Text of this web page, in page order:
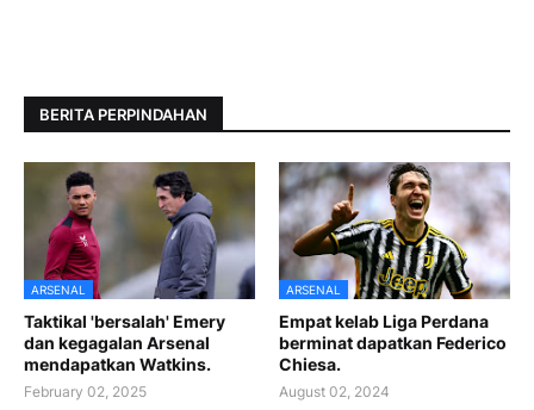
BERITA PERPINDAHAN
ARSENAL
Taktikal 'bersalah' Emery
dan kegagalan Arsenal
mendapatkan Watkins.
February 02, 2025
ARSENAL
Empat kelab Liga Perdana
berminat dapatkan Federico
Chiesa.
August 02, 2024